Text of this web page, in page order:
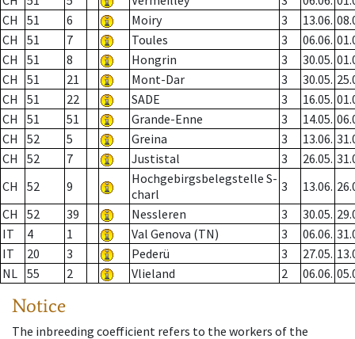
CH
51 6 Moiry 3 13.06.
CH
51 7 Toules 3 06.06.
CH
51 8 Hongrin 3 30.05.
CH
51 21 Mont-Dar 3 30.05.
CH
51 22 SADE 3 16.05.
CH
51 51 Grande-Enne 3 14.05.
CH
52 5 Greina 3 13.06.
CH
52 7 Justistal 3 26.05.
CH
52 9
Hochgebirgsbelegstelle S-
charl
3 13.06.
CH
52 39 Nessleren 3 30.05.
IT
4 1 Val Genova (TN) 3 06.06.
IT
20 3 Pederü 3 27.05.
NL 55 2 Vlieland 2 06.06.
Notice
The inbreeding coefficient refers to the workers of the